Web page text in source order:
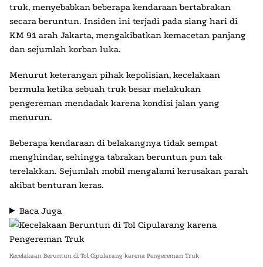
truk, menyebabkan beberapa kendaraan bertabrakan
secara beruntun. Insiden ini terjadi pada siang hari di
KM 91 arah Jakarta, mengakibatkan kemacetan panjang
dan sejumlah korban luka.
Menurut keterangan pihak kepolisian, kecelakaan
bermula ketika sebuah truk besar melakukan
pengereman mendadak karena kondisi jalan yang
menurun.
Beberapa kendaraan di belakangnya tidak sempat
menghindar, sehingga tabrakan beruntun pun tak
terelakkan. Sejumlah mobil mengalami kerusakan parah
akibat benturan keras.
Baca Juga
Kecelakaan Beruntun di Tol Cipularang karena Pengereman Truk